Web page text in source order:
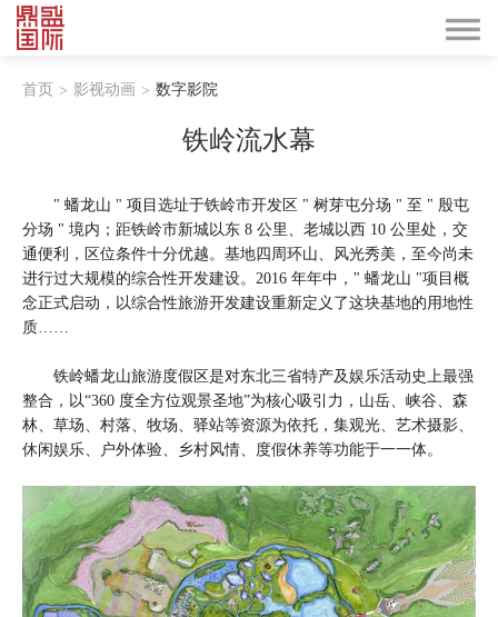
首页 > 影视动画 > 数字影院
铁岭流水幕
" 蟠龙山 " 项目选址于铁岭市开发区 " 树芽屯分场 " 至 " 殷屯
分场 " 境内；距铁岭市新城以东 8 公里、老城以西 10 公里处，交
通便利，区位条件十分优越。基地四周环山、风光秀美，至今尚未
进行过大规模的综合性开发建设。2016 年年中，" 蟠龙山 "项目概
念正式启动，以综合性旅游开发建设重新定义了这块基地的用地性
质……
铁岭蟠龙山旅游度假区是对东北三省特产及娱乐活动史上最强
整合，以“360 度全方位观景圣地”为核心吸引力，山岳、峡谷、森
林、草场、村落、牧场、驿站等资源为依托，集观光、艺术摄影、
休闲娱乐、户外体验、乡村风情、度假休养等功能于一一体。